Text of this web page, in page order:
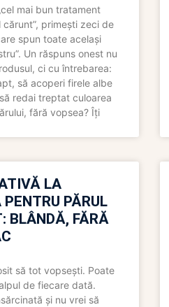
mai bun tratament
primești zeci de
spun toate același
Un răspuns onest nu
ci cu întrebarea:
să acoperi firele albe
redai treptat culoarea
fără vopsea? Îți
LA
PĂRUL
BLÂNDĂ, FĂRĂ
să tot vopsești. Poate
de fiecare dată.
și nu vrei să